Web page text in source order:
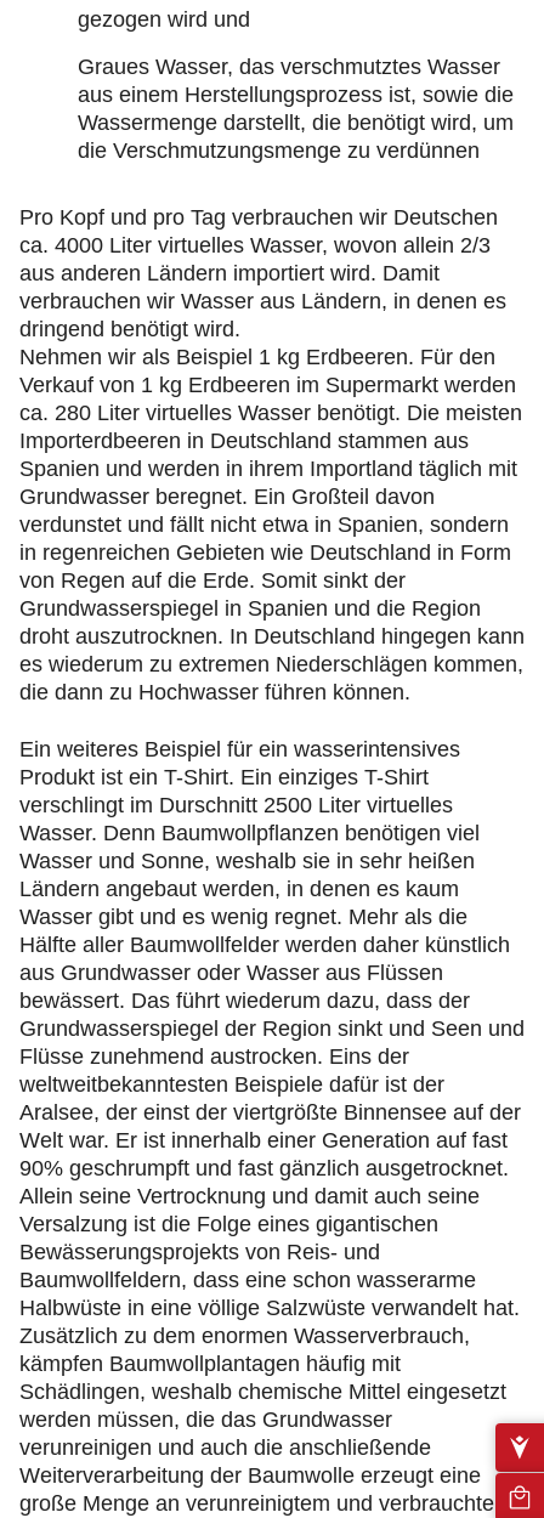
gezogen wird und
Graues Wasser, das verschmutztes Wasser
aus einem Herstellungsprozess ist, sowie die
Wassermenge darstellt, die benötigt wird, um
die Verschmutzungsmenge zu verdünnen
Pro Kopf und pro Tag verbrauchen wir Deutschen
ca. 4000 Liter virtuelles Wasser, wovon allein 2/3
aus anderen Ländern importiert wird. Damit
verbrauchen wir Wasser aus Ländern, in denen es
dringend benötigt wird.
Nehmen wir als Beispiel 1 kg Erdbeeren. Für den
Verkauf von 1 kg Erdbeeren im Supermarkt werden
ca. 280 Liter virtuelles Wasser benötigt. Die meisten
Importerdbeeren in Deutschland stammen aus
Spanien und werden in ihrem Importland täglich mit
Grundwasser beregnet. Ein Großteil davon
verdunstet und fällt nicht etwa in Spanien, sondern
in regenreichen Gebieten wie Deutschland in Form
von Regen auf die Erde. Somit sinkt der
Grundwasserspiegel in Spanien und die Region
droht auszutrocknen. In Deutschland hingegen kann
es wiederum zu extremen Niederschlägen kommen,
die dann zu Hochwasser führen können.
Ein weiteres Beispiel für ein wasserintensives
Produkt ist ein T-Shirt. Ein einziges T-Shirt
verschlingt im Durschnitt 2500 Liter virtuelles
Wasser. Denn Baumwollpflanzen benötigen viel
Wasser und Sonne, weshalb sie in sehr heißen
Ländern angebaut werden, in denen es kaum
Wasser gibt und es wenig regnet. Mehr als die
Hälfte aller Baumwollfelder werden daher künstlich
aus Grundwasser oder Wasser aus Flüssen
bewässert. Das führt wiederum dazu, dass der
Grundwasserspiegel der Region sinkt und Seen und
Flüsse zunehmend austrocken. Eins der
weltweitbekanntesten Beispiele dafür ist der
Aralsee, der einst der viertgrößte Binnensee auf der
Welt war. Er ist innerhalb einer Generation auf fast
90% geschrumpft und fast gänzlich ausgetrocknet.
Allein seine Vertrocknung und damit auch seine
Versalzung ist die Folge eines gigantischen
Bewässerungsprojekts von Reis- und
Baumwollfeldern, dass eine schon wasserarme
Halbwüste in eine völlige Salzwüste verwandelt hat.
Zusätzlich zu dem enormen Wasserverbrauch,
kämpfen Baumwollplantagen häufig mit
Schädlingen, weshalb chemische Mittel eingesetzt
werden müssen, die das Grundwasser
verunreinigen und auch die anschließende
Weiterverarbeitung der Baumwolle erzeugt eine
große Menge an verunreinigtem und verbrauchtem